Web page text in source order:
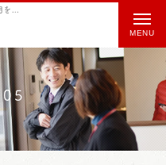
熊本で平屋ならC.デザイン株式会社の2023 5月をご紹介
t
o
g
g
l
e